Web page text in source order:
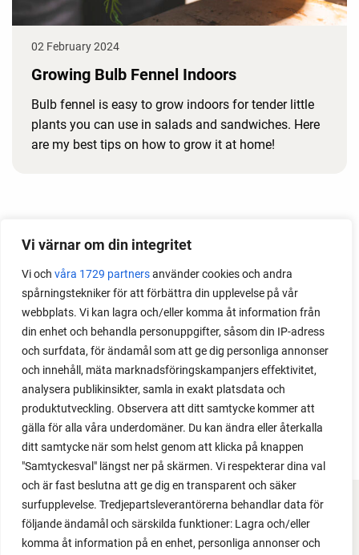
Vi värnar om din integritet
Vi och våra 1729 partnersanvänder cookies och andra
spårningstekniker för att förbättra din upplevelse på vår
webbplats. Vi kan lagra och/eller komma åt information från
din enhet och behandla personuppgifter, såsom din IP-adress
och surfdata, för ändamål som att ge dig personliga annonser
och innehåll, mäta marknadsföringskampanjers effektivitet,
analysera publikinsikter, samla in exakt platsdata och
produktutveckling. Observera att ditt samtycke kommer att
gälla för alla våra underdomäner. Du kan ändra eller återkalla
ditt samtycke när som helst genom att klicka på knappen
"Samtyckesval" längst ner på skärmen. Vi respekterar dina val
och är fast beslutna att ge dig en transparent och säker
surfupplevelse. Tredjepartsleverantörerna behandlar data för
följande ändamål och särskilda funktioner: Lagra och/eller
komma åt information på en enhet, personliga annonser och
02 February 2024
Growing Bulb Fennel Indoors
Bulb fennel is easy to grow indoors for tender little
plants you can use in salads and sandwiches. Here
are my best tips on how to grow it at home!
Month
2024
2023
2019
FACEBOOK